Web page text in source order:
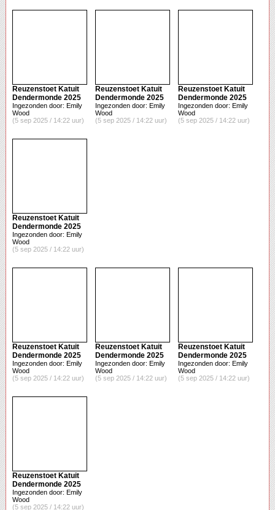
Reuzenstoet Katuit
Dendermonde 2025
Ingezonden door: Emily
Wood
(5 sep 2025 / 14:22 uur)
Reuzenstoet Katuit
Dendermonde 2025
Ingezonden door: Emily
Wood
(5 sep 2025 / 14:22 uur)
Reuzenstoet Katuit
Dendermonde 2025
Ingezonden door: Emily
Wood
(5 sep 2025 / 14:22 uur)
Reuzenstoet Katuit
Dendermonde 2025
Ingezonden door: Emily
Wood
(5 sep 2025 / 14:22 uur)
Reuzenstoet Katuit
Dendermonde 2025
Ingezonden door: Emily
Wood
(5 sep 2025 / 14:22 uur)
Reuzenstoet Katuit
Dendermonde 2025
Ingezonden door: Emily
Wood
(5 sep 2025 / 14:22 uur)
Reuzenstoet Katuit
Dendermonde 2025
Ingezonden door: Emily
Wood
(5 sep 2025 / 14:22 uur)
Reuzenstoet Katuit
Dendermonde 2025
Ingezonden door: Emily
Wood
(5 sep 2025 / 14:22 uur)